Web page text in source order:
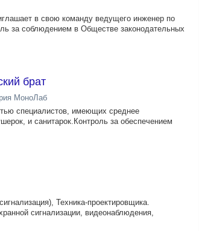
в свою команду ведущего инженер по
за соблюдением в Обществе законодательных
брат
МоноЛаб
специалистов, имеющих среднее
и санитарок.Контроль за обеспечением
Техника-проектировщика.
сигнализации, видеонаблюдения,